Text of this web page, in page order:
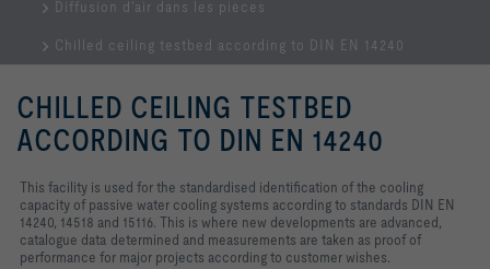
Diffusion d'air dans les pièces
Chilled ceiling testbed according to DIN EN 14240
CHILLED CEILING TESTBED
ACCORDING TO DIN EN 14240
This facility is used for the standardised identification of the cooling
capacity of passive water cooling systems according to standards DIN EN
14240, 14518 and 15116. This is where new developments are advanced,
catalogue data determined and measurements are taken as proof of
performance for major projects according to customer wishes.